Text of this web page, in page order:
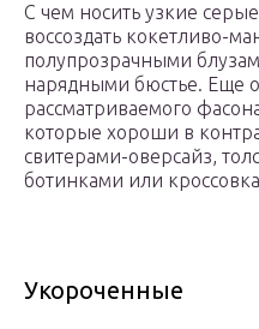
С чем носить узкие
воссоздать кокетливо-
полупрозрачными
нарядными бюстье. Еще
рассматриваемого
которые хороши в
свитерами-оверсайз,
ботинками или
Укороченные